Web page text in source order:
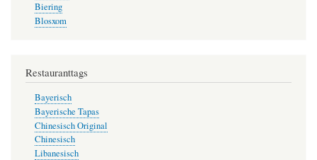
Biering
Blosxom
Restauranttags
Bayerisch
Bayerische Tapas
Chinesisch Original
Chinesisch
Libanesisch